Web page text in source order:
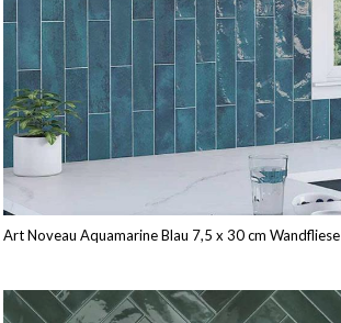
Art Noveau Aquamarine Blau 7,5 x 30 cm Wandfliese